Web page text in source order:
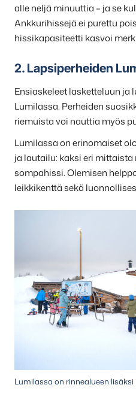
alle neljä minuuttia – ja se
Ankkurihissejä ei purettu
hissikapasiteetti kasvoi
2. Lapsiperheiden
Ensiaskeleet lasketteluun
Lumilassa. Perheiden
riemuista voi nauttia myös
Lumilassa on erinomaiset
ja lautailu: kaksi eri
sompahissi. Olemisen
leikkikenttä sekä
Lumilassa on rinnealueen